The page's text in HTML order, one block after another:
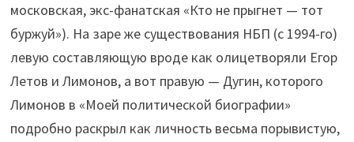
московская, экс-фанатская «Кто не прыгнет — тот
буржуй»). На заре же существования НБП (с 1994-го)
левую составляющую вроде как олицетворяли Егор
Летов и Лимонов, а вот правую — Дугин, которого
Лимонов в «Моей политической биографии»
подробно раскрыл как личность весьма порывистую,